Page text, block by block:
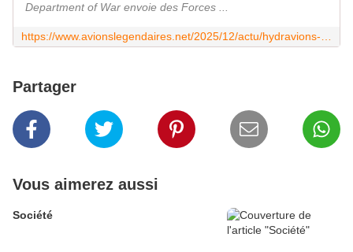
Department of War envoie des Forces ...
Partager
Vous aimerez aussi
Société